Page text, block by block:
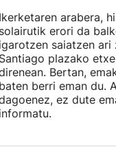
arabera,
erori da
saiatzen ari
plazako
Bertan,
berri eman du.
ez dute